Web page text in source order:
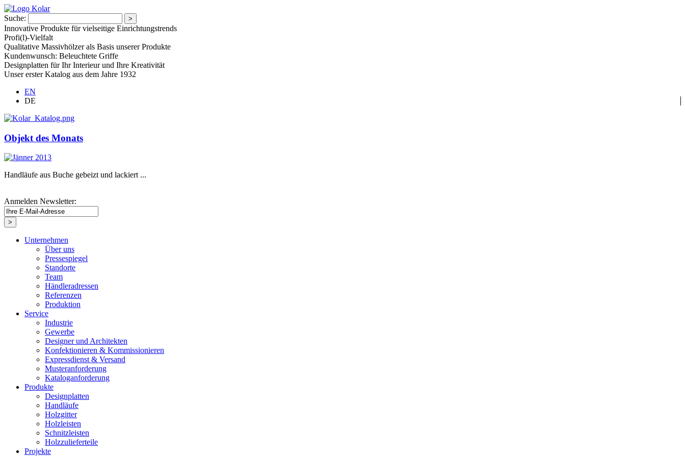
Suche:
Innovative Produkte für vielseitige Einrichtungstrends
Profi(l)-Vielfalt
Qualitative Massivhölzer als Basis unserer Produkte
Kundenwunsch: Beleuchtete Griffe
Designplatten für Ihr Interieur und Ihre Kreativität
Unser erster Katalog aus dem Jahre 1932
EN
DE
Objekt des Monats
Handläufe aus Buche gebeizt und lackiert ...
Anmelden Newsletter:
Unternehmen
Über uns
Pressespiegel
Standorte
Team
Händleradressen
Referenzen
Produktion
Service
Industrie
Gewerbe
Designer und Architekten
Konfektionieren & Kommissionieren
Expressdienst & Versand
Musteranforderung
Kataloganforderung
Produkte
Designplatten
Handläufe
Holzgitter
Holzleisten
Schnitzleisten
Holzzulieferteile
Projekte